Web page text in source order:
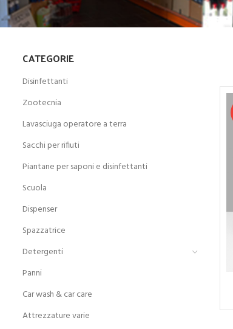
CATEGORIE
Disinfettanti
Zootecnia
Lavasciuga operatore a terra
Sacchi per rifiuti
Piantane per saponi e disinfettanti
Scuola
Dispenser
Spazzatrice
Detergenti
Panni
Car wash & car care
Attrezzature varie